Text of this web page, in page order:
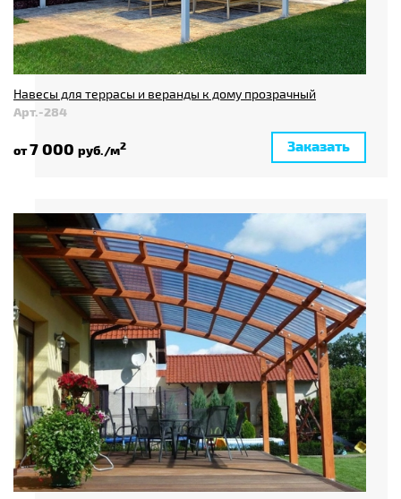
Навесы для террасы и веранды к дому прозрачный
Арт.-284
от7 000 руб./м2 Заказать